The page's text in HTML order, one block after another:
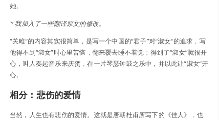
她。
* 我加入了一些翻译原文的修改。
“关雎”的内容其实很简单，是写一个中国的“君子”对“淑女”的追求，写
他得不到“淑女”时心里苦恼，翻来覆去睡不着觉；得到了“淑女”就很开
心，叫人奏起音乐来庆贺，在一片琴瑟钟鼓之乐中，并以此让“淑女”开
心。
相分：悲伤的爱情
当然，人生也有悲伤的爱情。这就是唐朝杜甫所写下的《佳人》，也